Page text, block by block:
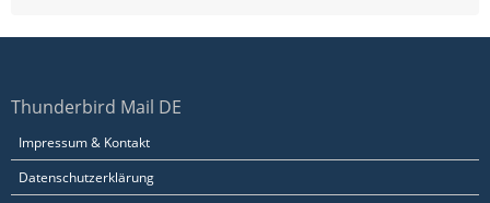
Thunderbird Mail DE
Impressum & Kontakt
Datenschutzerklärung